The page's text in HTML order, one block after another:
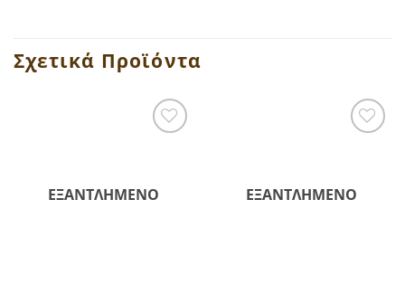
Σχετικά Προϊόντα
ΕΞΑΝΤΛΗΜΈΝΟ ΕΞΑΝΤΛΗΜΈΝΟ